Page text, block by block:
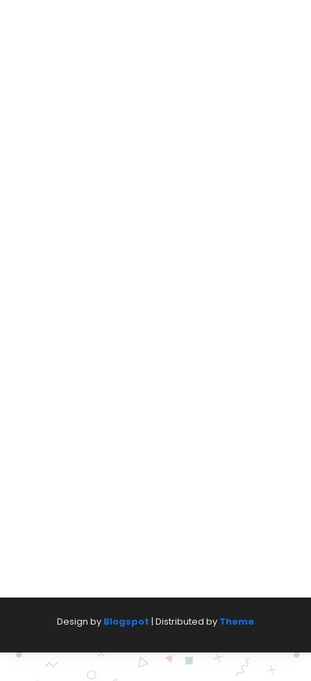
Design by Blogspot | Distributed by Theme